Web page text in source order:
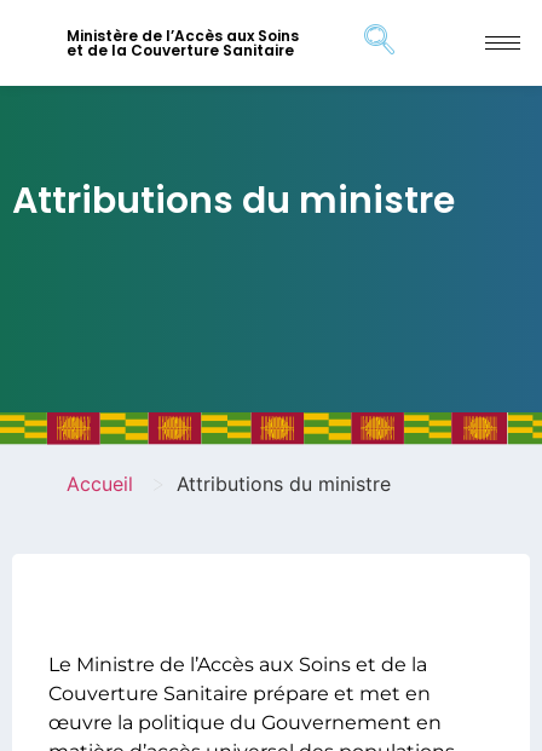
Ministère de l’Accès aux Soins
et de la Couverture Sanitaire
Attributions du ministre
Accueil Attributions du ministre
Le Ministre de l’Accès aux Soins et de la
Couverture Sanitaire prépare et met en
œuvre la politique du Gouvernement en